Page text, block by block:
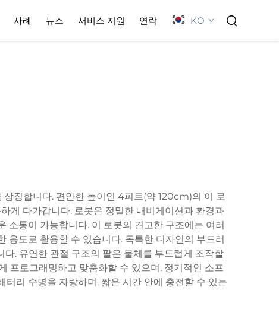
사례 뉴스 서비스 지원 연락 KO
징합니다. 편안한 높이인 4피트(약 120cm)의 이 로
게 다가갑니다. 로봇은 정밀한 내비게이션과 환경과
소통이 가능합니다. 이 로봇의 견고한 구조에는 여러
용도로 활용할 수 있습니다. 독특한 디자인의 부드러
. 유연한 관절 구조의 팔은 물체를 부드럽게 조작할
프로그래밍하고 맞춤화할 수 있으며, 정기적인 소프
리 수명을 자랑하며, 짧은 시간 안에 충전할 수 있는